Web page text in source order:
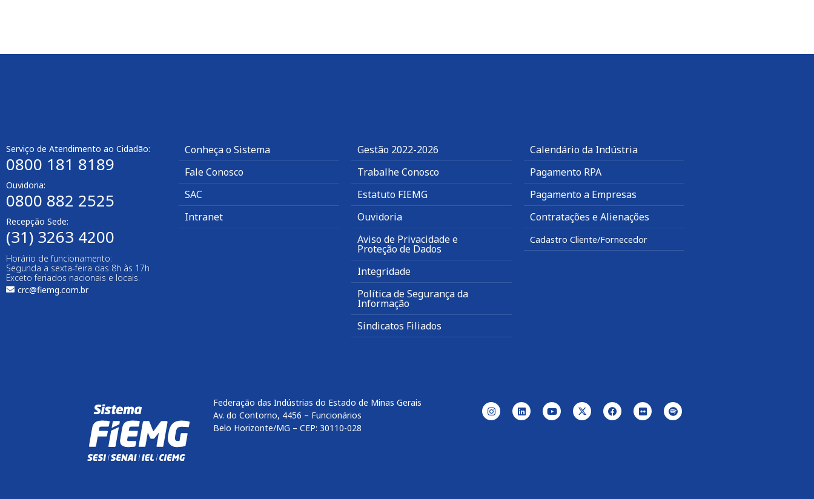
Serviço de Atendimento ao Cidadão:
0800 181 8189
Ouvidoria:
0800 882 2525​
Recepção Sede:
(31) 3263 4200
Horário de funcionamento:
Segunda a sexta-feira das 8h às 17h
Exceto feriados nacionais e locais.
crc@fiemg.com.br
Conheça o Sistema
Fale Conosco
SAC
Intranet
Gestão 2022-2026
Trabalhe Conosco
Estatuto FIEMG
Ouvidoria
Aviso de Privacidade e
Proteção de Dados
Integridade
Política de Segurança da
Informação
Sindicatos Filiados
Calendário da Indústria
Pagamento RPA
Pagamento a Empresas
Contratações e Alienações
Cadastro Cliente/Fornecedor
Federação das Indústrias do Estado de Minas Gerais
Av. do Contorno, 4456 – Funcionários
Belo Horizonte/MG – CEP: 30110-028